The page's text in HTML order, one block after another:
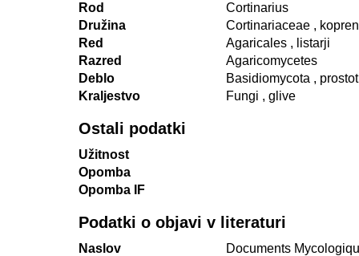
Rod
Cortinarius
Družina
Cortinariaceae ,
Red
Agaricales , listarji
Razred
Agaricomycetes
Deblo
Basidiomycota ,
Kraljestvo
Fungi , glive
Ostali podatki
Užitnost
Opomba
Opomba IF
Podatki o objavi v literaturi
Naslov
Documents